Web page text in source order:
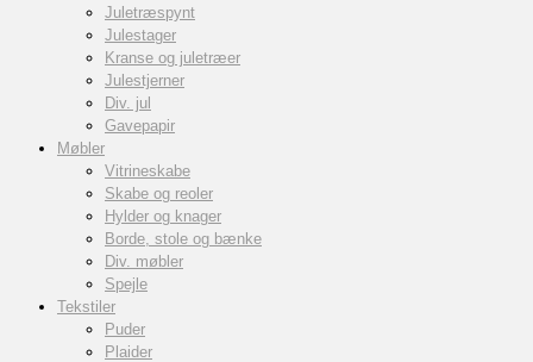
Juletræspynt
Julestager
Kranse og juletræer
Julestjerner
Div. jul
Gavepapir
Møbler
Vitrineskabe
Skabe og reoler
Hylder og knager
Borde, stole og bænke
Div. møbler
Spejle
Tekstiler
Puder
Plaider